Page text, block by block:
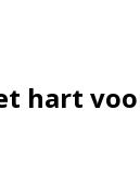
hart